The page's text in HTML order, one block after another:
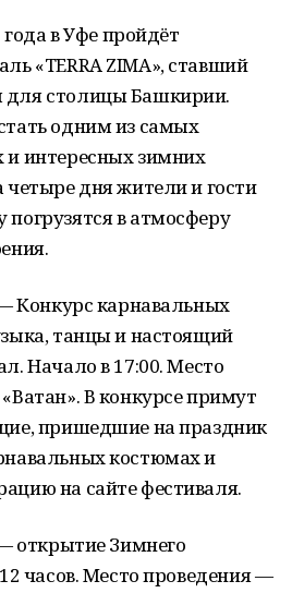
года в Уфе пройдёт
«TERRA ZIMA», ставший
столицы Башкирии.
одним из самых
интересных зимних
дня жители и гости
в атмосферу
Конкурс карнавальных
танцы и настоящий
Начало в 17:00. Место
В конкурсе примут
пришедшие на праздник
костюмах и
на сайте фестиваля.
открытие Зимнего
часов. Место проведения —